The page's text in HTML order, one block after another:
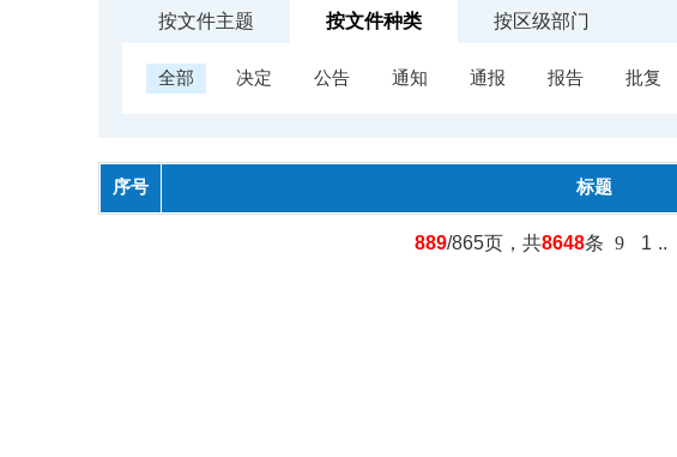
按文件主题 按文件种类 按区级部门
全部 决定 公告 通知 通报 报告 批复
序号 标题
889/865页，共8648条 9 1 ..